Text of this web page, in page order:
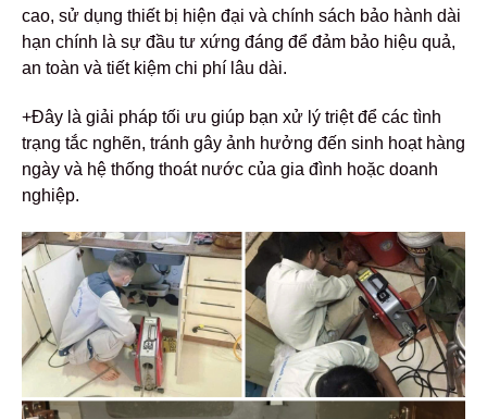
cao, sử dụng thiết bị hiện đại và chính sách bảo hành dài
hạn chính là sự đầu tư xứng đáng để đảm bảo hiệu quả,
an toàn và tiết kiệm chi phí lâu dài.
+Đây là giải pháp tối ưu giúp bạn xử lý triệt để các tình
trạng tắc nghẽn, tránh gây ảnh hưởng đến sinh hoạt hàng
ngày và hệ thống thoát nước của gia đình hoặc doanh
nghiệp.